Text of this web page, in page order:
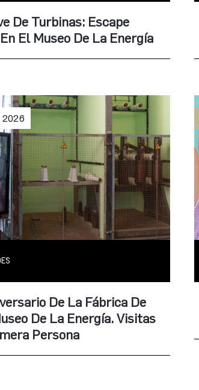
De Turbinas: Escape
El Museo De La Energía
2026
De La Fábrica De
De La Energía. Visitas
Persona